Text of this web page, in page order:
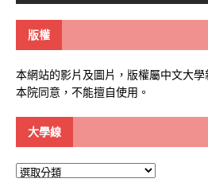
版權
本網站的影片及圖片，版權屬中文大
本院同意，不能擅自使用。
大學線
大